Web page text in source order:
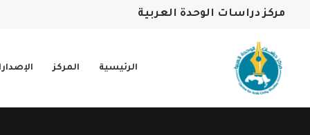
مركز دراسات الوحدة العربية
الرئيسية المركز